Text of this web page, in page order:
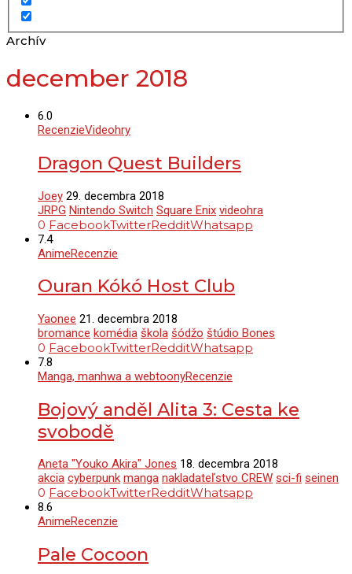
Archív
december 2018
6.0
RecenzieVideohry
Dragon Quest Builders
Joey 29. decembra 2018
JRPG Nintendo Switch Square Enix videohra
0 FacebookTwitterRedditWhatsapp
7.4
AnimeRecenzie
Ouran Kókó Host Club
Yaonee 21. decembra 2018
bromance komédia škola šódžo štúdio Bones
0 FacebookTwitterRedditWhatsapp
7.8
Manga, manhwa a webtoonyRecenzie
Bojový anděl Alita 3: Cesta ke
svobodě
Aneta "Youko Akira" Jones 18. decembra 2018
akcia cyberpunk manga nakladateľstvo CREW sci-fi seinen
0 FacebookTwitterRedditWhatsapp
8.6
AnimeRecenzie
Pale Cocoon